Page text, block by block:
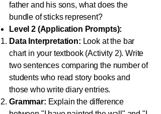
father and his sons, what does the
bundle of sticks represent?
Level 2 (Application Prompts):
Data Interpretation: Look at the bar
chart in your textbook (Activity 2). Write
two sentences comparing the number of
students who read story books and
those who write diary entries.
Grammar: Explain the difference